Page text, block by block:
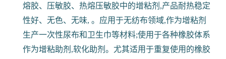
熔胶、压敏胶、热熔压敏胶中的增粘剂,产品耐热稳定
性好、无色、无味, 。应用于无纺布领域,作为增粘剂
生产一次性尿布和卫生巾等材料;使用于各种橡胶体系
作为增粘助剂,软化助剂。尤其适用于重复使用的橡胶